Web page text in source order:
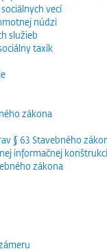
vecí
núdzi
služieb
taxík
zákona
§ 63 Stavebného
informačnej
zákona